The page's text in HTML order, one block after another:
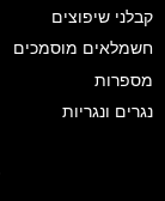
קבלני שיפוצים
חשמלאים מוסמכים
מספרות
נגרים ונגריות